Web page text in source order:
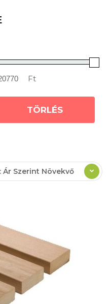
Ft
TÖRLÉS
Ár Szerint Növekvő